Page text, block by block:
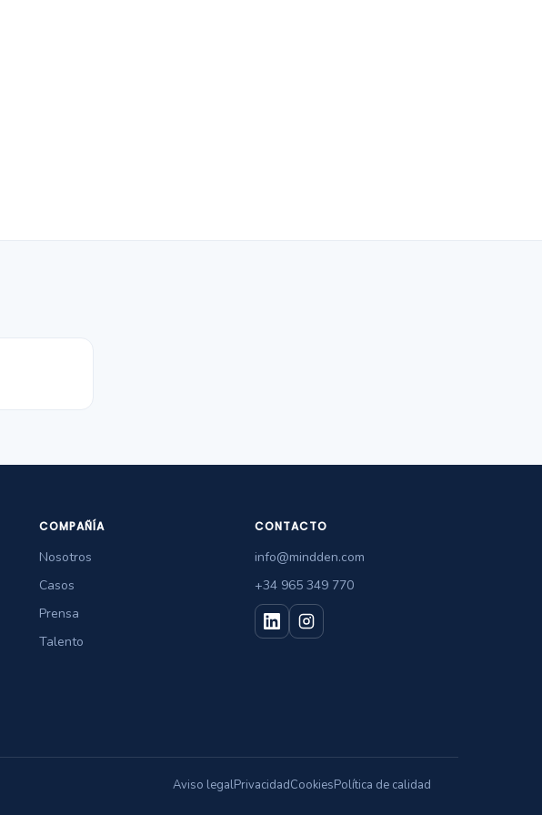
COMPAÑÍA
Nosotros
Casos
Prensa
Talento
CONTACTO
info@mindden.com
+34 965 349 770
Aviso legalPrivacidadCookiesPolítica de calidad